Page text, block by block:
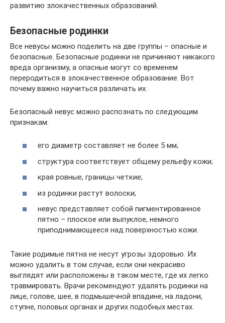
развитию злокачественных образований.
Безопасные родинки
Все невусы можно поделить на две группы – опасные и
безопасные. Безопасные родинки не причиняют никакого
вреда организму, а опасные могут со временем
переродиться в злокачественное образование. Вот
почему важно научиться различать их.
Безопасный невус можно распознать по следующим
признакам:
его диаметр составляет не более 5 мм;
структура соответствует общему рельефу кожи;
края ровные, границы четкие;
из родинки растут волоски;
невус представляет собой пигментированное
пятно – плоское или выпуклое, немного
приподнимающееся над поверхностью кожи.
Такие родимые пятна не несут угрозы здоровью. Их
можно удалить в том случае, если они некрасиво
выглядят или расположены в таком месте, где их легко
травмировать. Врачи рекомендуют удалять родинки на
лице, голове, шее, в подмышечной впадине, на ладони,
ступне, половых органах и других подобных местах.